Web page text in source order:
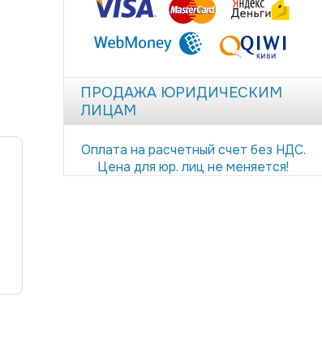
ПРОДАЖА ЮРИДИЧЕСКИМ
ЛИЦАМ
Оплата на расчетный счет без НДС.
Цена для юр. лиц не меняется!